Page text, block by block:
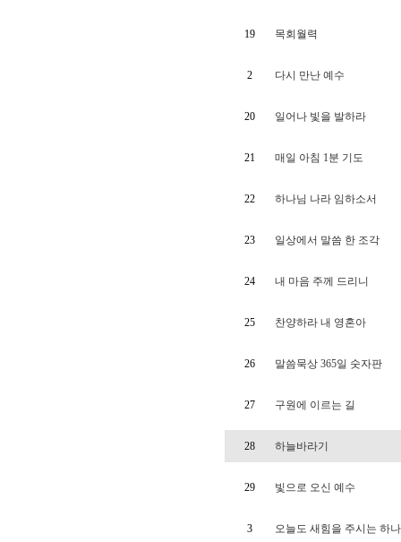
19 목회월력
2 다시 만난 예수
20 일어나 빛을 발하라
21 매일 아침 1분 기도
22 하나님 나라 임하소서
23 일상에서 말씀 한 조각
24 내 마음 주께 드리니
25 찬양하라 내 영혼아
26 말씀묵상 365일 숫자판
27 구원에 이르는 길
28 하늘바라기
29 빛으로 오신 예수
3 오늘도 새힘을 주시는 하